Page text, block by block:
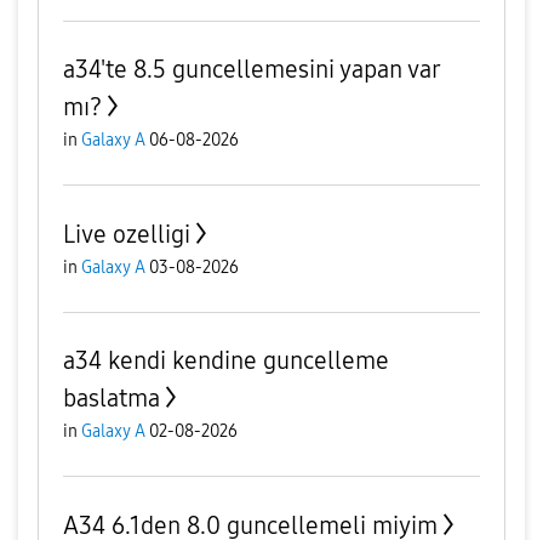
a34'te 8.5 guncellemesini yapan var
mı?
in Galaxy A 06-08-2026
Live ozelligi
in Galaxy A 03-08-2026
a34 kendi kendine guncelleme
baslatma
in Galaxy A 02-08-2026
A34 6.1den 8.0 guncellemeli miyim